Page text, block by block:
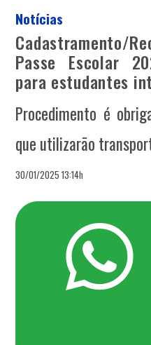
Notícias
Cadastramento/
Passe Escolar
para estudantes
Procedimento é
que utilizarão
30/01/2025 13:14h